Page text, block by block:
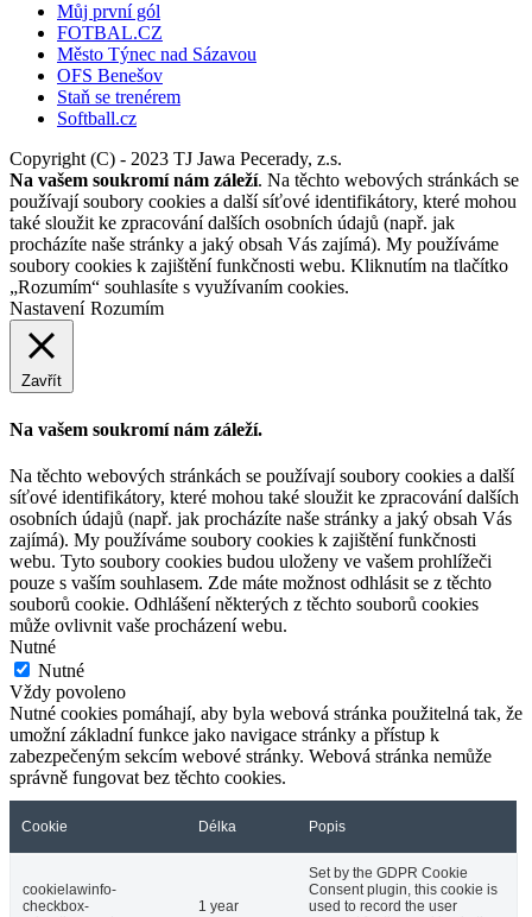
Můj první gól
FOTBAL.CZ
Město Týnec nad Sázavou
OFS Benešov
Staň se trenérem
Softball.cz
Copyright (C) - 2023 TJ Jawa Pecerady, z.s.
Na vašem soukromí nám záleží. Na těchto webových stránkách se
používají soubory cookies a další síťové identifikátory, které mohou
také sloužit ke zpracování dalších osobních údajů (např. jak
procházíte naše stránky a jaký obsah Vás zajímá). My používáme
soubory cookies k zajištění funkčnosti webu. Kliknutím na tlačítko
„Rozumím“ souhlasíte s využívaním cookies.
Nastavení Rozumím
Zavřít
Na vašem soukromí nám záleží.
Na těchto webových stránkách se používají soubory cookies a další
síťové identifikátory, které mohou také sloužit ke zpracování dalších
osobních údajů (např. jak procházíte naše stránky a jaký obsah Vás
zajímá). My používáme soubory cookies k zajištění funkčnosti
webu. Tyto soubory cookies budou uloženy ve vašem prohlížeči
pouze s vaším souhlasem. Zde máte možnost odhlásit se z těchto
souborů cookie. Odhlášení některých z těchto souborů cookies
může ovlivnit vaše procházení webu.
Nutné
Nutné
Vždy povoleno
Nutné cookies pomáhají, aby byla webová stránka použitelná tak, že
umožní základní funkce jako navigace stránky a přístup k
zabezpečeným sekcím webové stránky. Webová stránka nemůže
správně fungovat bez těchto cookies.
Cookie Délka Popis
cookielawinfo-
checkbox-
1 year
Set by the GDPR Cookie
Consent plugin, this cookie is
used to record the user